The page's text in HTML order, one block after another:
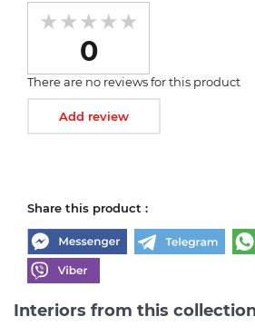
0
There are no reviews for this product
Add review
Share this product :
Interiors from this collection